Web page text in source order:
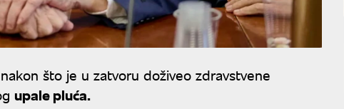
nakon što je u zatvoru doživeo zdravstvene
upale pluća.